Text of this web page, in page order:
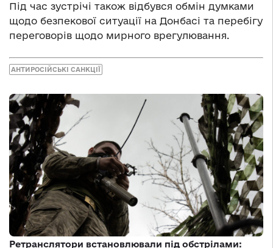
Під час зустрічі також відбувся обмін думками
щодо безпекової ситуації на Донбасі та перебігу
переговорів щодо мирного врегулювання.
АНТИРОСІЙСЬКІ САНКЦІЇ
Ретранслятори встановлювали під обстрілами: